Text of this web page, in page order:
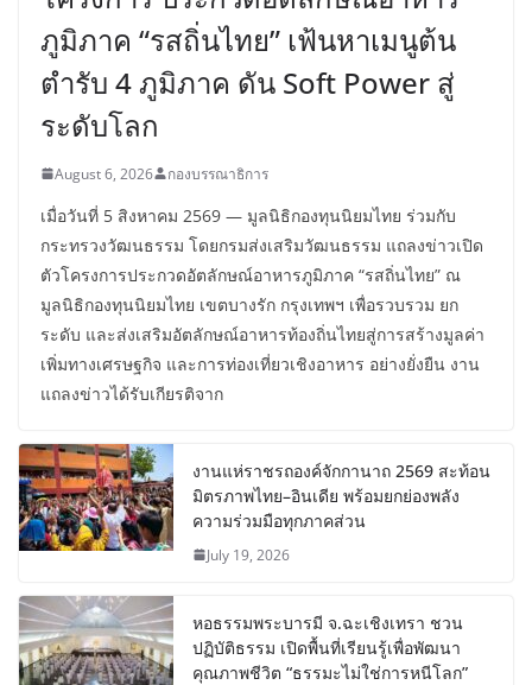
ภูมิภาค “รสถิ่นไทย” เฟ้นหาเมนูต้น
ตำรับ 4 ภูมิภาค ดัน Soft Power สู่
ระดับโลก
August 6, 2026 กองบรรณาธิการ
เมื่อวันที่ 5 สิงหาคม 2569 — มูลนิธิกองทุนนิยมไทย ร่วมกับ
กระทรวงวัฒนธรรม โดยกรมส่งเสริมวัฒนธรรม แถลงข่าวเปิด
ตัวโครงการประกวดอัตลักษณ์อาหารภูมิภาค “รสถิ่นไทย” ณ
มูลนิธิกองทุนนิยมไทย เขตบางรัก กรุงเทพฯ เพื่อรวบรวม ยก
ระดับ และส่งเสริมอัตลักษณ์อาหารท้องถิ่นไทยสู่การสร้างมูลค่า
เพิ่มทางเศรษฐกิจ และการท่องเที่ยวเชิงอาหาร อย่างยั่งยืน งาน
แถลงข่าวได้รับเกียรติจาก
งานแห่ราชรถองค์จักกานาถ 2569 สะท้อน
มิตรภาพไทย–อินเดีย พร้อมยกย่องพลัง
ความร่วมมือทุกภาคส่วน
July 19, 2026
หอธรรมพระบารมี จ.ฉะเชิงเทรา ชวน
ปฏิบัติธรรม เปิดพื้นที่เรียนรู้เพื่อพัฒนา
คุณภาพชีวิต “ธรรมะไม่ใช่การหนีโลก”